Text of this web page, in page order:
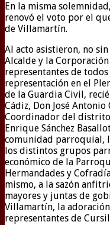
En la misma
renovó el voto por el
de Villamartín.
Al acto asistieron, no sin
Alcalde y la
representantes de
representación en el
de la Guardia Civil,
Cádiz, Don José Antonio
Coordinador del distrito
Enrique Sánchez
comunidad parroquial,
los distintos grupos
económico de la
Hermandades y
mismo, a la sazón
mayores y juntas de
Villamartín, la
representantes de